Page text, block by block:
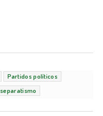
Partidos políticos
separatismo